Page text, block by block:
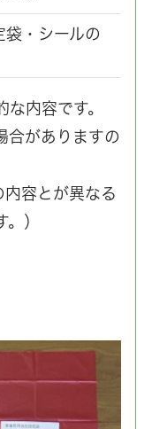
・シールの
内容です。
合がありますの
内容とが異なる
）